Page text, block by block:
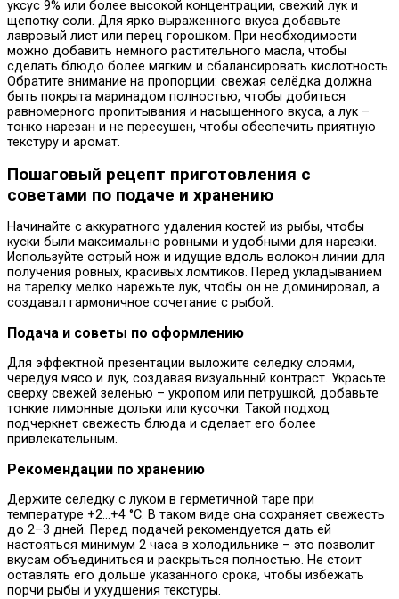
уксус 9% или более высокой концентрации, свежий лук и
щепотку соли. Для ярко выраженного вкуса добавьте
лавровый лист или перец горошком. При необходимости
можно добавить немного растительного масла, чтобы
сделать блюдо более мягким и сбалансировать кислотность.
Обратите внимание на пропорции: свежая селёдка должна
быть покрыта маринадом полностью, чтобы добиться
равномерного пропитывания и насыщенного вкуса, а лук –
тонко нарезан и не пересушен, чтобы обеспечить приятную
текстуру и аромат.
Пошаговый рецепт приготовления с
советами по подаче и хранению
Начинайте с аккуратного удаления костей из рыбы, чтобы
куски были максимально ровными и удобными для нарезки.
Используйте острый нож и идущие вдоль волокон линии для
получения ровных, красивых ломтиков. Перед укладыванием
на тарелку мелко нарежьте лук, чтобы он не доминировал, а
создавал гармоничное сочетание с рыбой.
Подача и советы по оформлению
Для эффектной презентации выложите селедку слоями,
чередуя мясо и лук, создавая визуальный контраст. Украсьте
сверху свежей зеленью – укропом или петрушкой, добавьте
тонкие лимонные дольки или кусочки. Такой подход
подчеркнет свежесть блюда и сделает его более
привлекательным.
Рекомендации по хранению
Держите селедку с луком в герметичной таре при
температуре +2…+4 °C. В таком виде она сохраняет свежесть
до 2–3 дней. Перед подачей рекомендуется дать ей
настояться минимум 2 часа в холодильнике – это позволит
вкусам объединиться и раскрыться полностью. Не стоит
оставлять его дольше указанного срока, чтобы избежать
порчи рыбы и ухудшения текстуры.